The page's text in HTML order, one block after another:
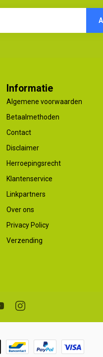
Informatie
Algemene voorwaarden
Betaalmethoden
Contact
Disclaimer
Herroepingsrecht
Klantenservice
Linkpartners
Over ons
Privacy Policy
Verzending